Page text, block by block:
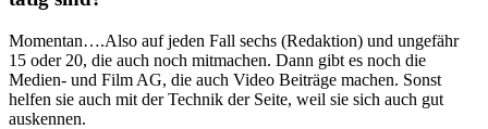
Momentan….Also auf jeden Fall sechs (Redaktion) und ungefähr
15 oder 20, die auch noch mitmachen. Dann gibt es noch die
Medien- und Film AG, die auch Video Beiträge machen. Sonst
helfen sie auch mit der Technik der Seite, weil sie sich auch gut
auskennen.